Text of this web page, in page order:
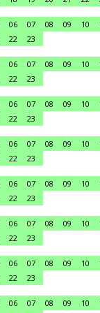
06 07 08 09 10
22
23
06 07 08 09 10
22
23
06 07 08 09 10
22
23
06 07 08 09 10
22
23
06 07 08 09 10
22
23
06 07 08 09 10
22
23
06 07 08 09 10
22
23
06 07 08 09 10